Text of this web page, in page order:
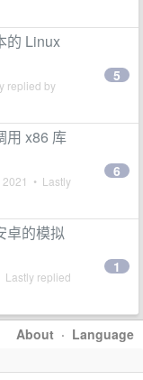
的 Linux
replied by
5
用 x86 库
• Lastly
6
卓的模拟
Lastly replied
1
About · Language